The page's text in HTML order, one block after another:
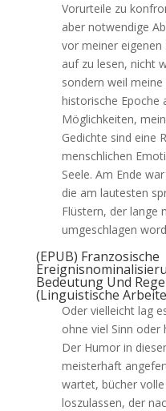
Vorurteile zu
aber notwendige
vor meiner eigenen
auf zu lesen, nicht
sondern weil
historische Epoche
Möglichkeiten,
Gedichte sind eine
menschlichen
Seele. Am Ende
die am lautesten
Flüstern, der lange
umgeschlagen
(EPUB) Franzosische
Bedeutung Und
(Linguistische
Oder vielleicht lag
ohne viel Sinn oder
Der Humor in
meisterhaft
wartet, bücher
loszulassen, der